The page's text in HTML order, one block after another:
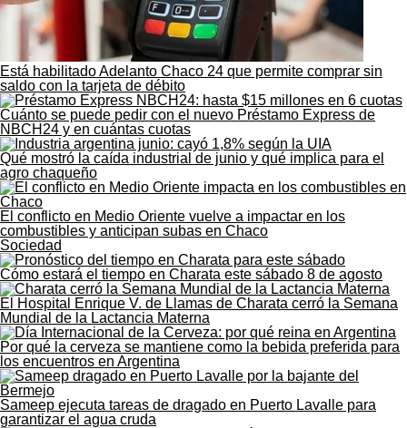
Está habilitado Adelanto Chaco 24 que permite comprar sin
saldo con la tarjeta de débito
Cuánto se puede pedir con el nuevo Préstamo Express de
NBCH24 y en cuántas cuotas
Qué mostró la caída industrial de junio y qué implica para el
agro chaqueño
El conflicto en Medio Oriente vuelve a impactar en los
combustibles y anticipan subas en Chaco
Sociedad
Cómo estará el tiempo en Charata este sábado 8 de agosto
El Hospital Enrique V. de Llamas de Charata cerró la Semana
Mundial de la Lactancia Materna
Por qué la cerveza se mantiene como la bebida preferida para
los encuentros en Argentina
Sameep ejecuta tareas de dragado en Puerto Lavalle para
garantizar el agua cruda